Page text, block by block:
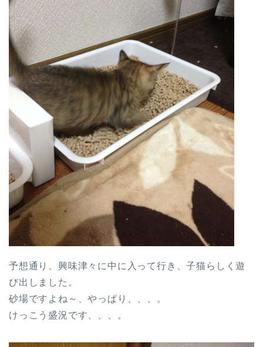
予想通り、興味津々に中に入って行き、子猫らしく遊
び出しました。
砂場ですよね～、やっぱり、、、。
けっこう盛況です、、、。